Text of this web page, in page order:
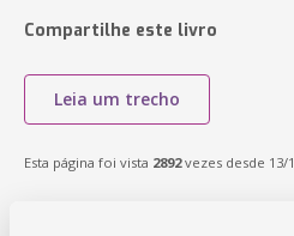
Compartilhe este livro
Leia um trecho
Esta página foi vista 2892vezes desde 13/